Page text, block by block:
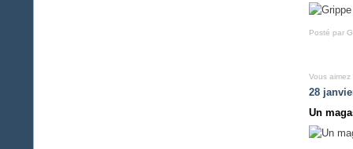
Posté par
Vous aimez
28
Un